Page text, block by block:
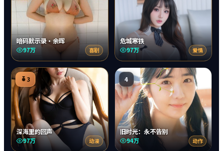
暗码默示录·余晖
97万 喜剧
危城寒铁
97万 爱情
3
深海里的回声
97万 动漫
4
旧时光：永不告别
94万 动作